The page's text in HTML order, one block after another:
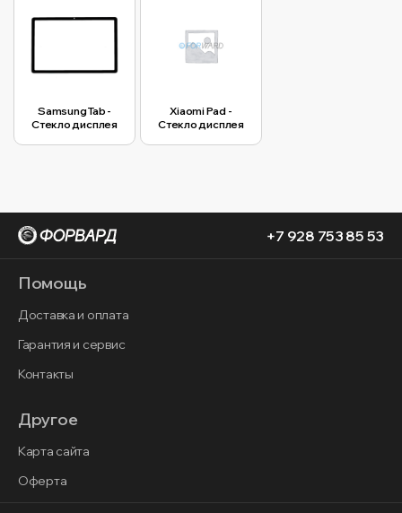
Samsung Tab -
Стекло дисплея
Xiaomi Pad -
Стекло дисплея
+7 928 753 85 53
Помощь
Доставка и оплата
Гарантия и сервис
Контакты
Другое
Карта сайта
Оферта